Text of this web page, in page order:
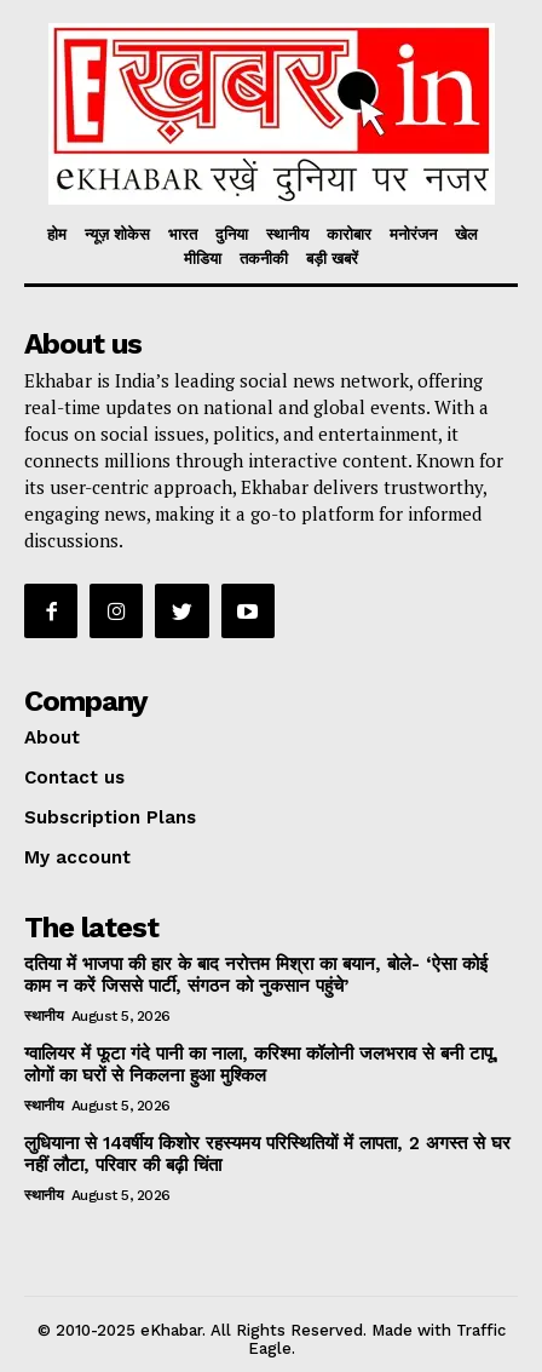
होम न्यूज़ शोकेस भारत दुनिया स्थानीय कारोबार मनोरंजन
खेल
मीडिया
तकनीकी बड़ी खबरें
About us
Ekhabar is India’s leading social news network, offering
real-time updates on national and global events. With a
focus on social issues, politics, and entertainment, it
connects millions through interactive content. Known for
its user-centric approach, Ekhabar delivers trustworthy,
engaging news, making it a go-to platform for informed
discussions.
Company
About
Contact us
Subscription Plans
My account
The latest
दतिया में भाजपा की हार के बाद नरोत्तम मिश्रा का बयान, बोले- ‘ऐसा कोई
काम न करें जिससे पार्टी, संगठन को नुकसान पहुंचे’
स्थानीय August 5, 2026
ग्वालियर में फूटा गंदे पानी का नाला, करिश्मा कॉलोनी जलभराव से बनी टापू,
लोगों का घरों से निकलना हुआ मुश्किल
स्थानीय August 5, 2026
लुधियाना से 14वर्षीय किशोर रहस्यमय परिस्थितियों में लापता, 2 अगस्त से घर
नहीं लौटा, परिवार की बढ़ी चिंता
स्थानीय August 5, 2026
© 2010-2025 eKhabar. All Rights Reserved. Made with Traffic
Eagle.